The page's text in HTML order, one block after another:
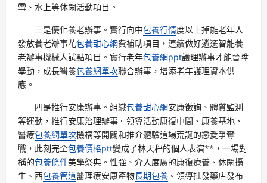
雪、水上等休閑活動項目。
三是優化養老辦事。實行向中包養行情度以上掉能老年人
發放養老辦事花包養甜心網費補助項目，連續做好遴選智能養
老辦事機械人試點項目。實行老年包養網ppt護理辦事才能晉陞
舉動，成長醫養包養網單次聯合辦事，增添老年護理資本供
應。
四是推行安康辦事。組織包養甜心網安康徵詢、體質監測
等運動，推行安康治理辦事。領導活動康復中間、康養基地、
醫療包養網單次機構等開闢和推介體驗這場荒誕的戀愛爭奪
戰，此刻完全包養價格ptt變成了林天秤的個人表演**，一場對
稱的包養條件美學祭典。性強、介入度廣的康復療養、休閑攝
生、西包養管道醫理療安康產物長期包養 。領導批發藥店發布